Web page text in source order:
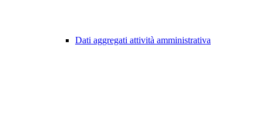
Dati aggregati attività amministrativa